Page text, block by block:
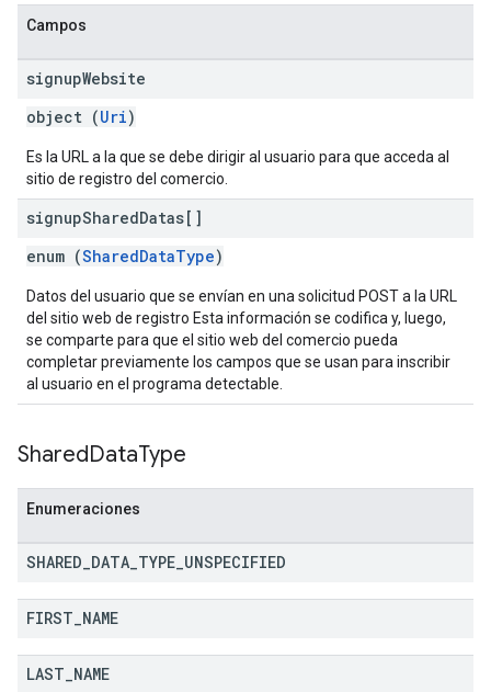
Campos
signupWebsite
object (Uri)
Es la URL a la que se debe dirigir al usuario para que acceda al
sitio de registro del comercio.
signupSharedDatas[]
enum (SharedDataType)
Datos del usuario que se envían en una solicitud POST a la URL
del sitio web de registro Esta información se codifica y, luego,
se comparte para que el sitio web del comercio pueda
completar previamente los campos que se usan para inscribir
al usuario en el programa detectable.
SharedDataType
Enumeraciones
SHARED DATA TYPE UNSPECIFIED
FIRST NAME
LAST NAME